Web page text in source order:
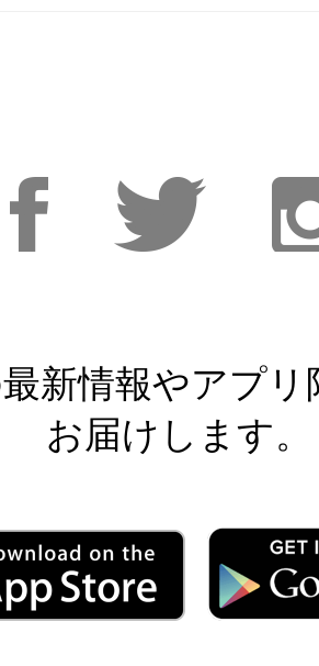
新情報やアプリ
お届けします。